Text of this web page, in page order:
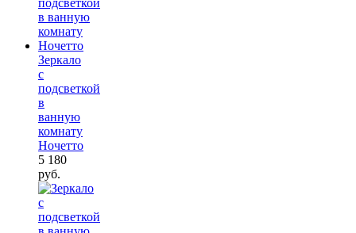
Зеркало
с
подсветкой
в
ванную
комнату
Ночетто
5 180
руб.